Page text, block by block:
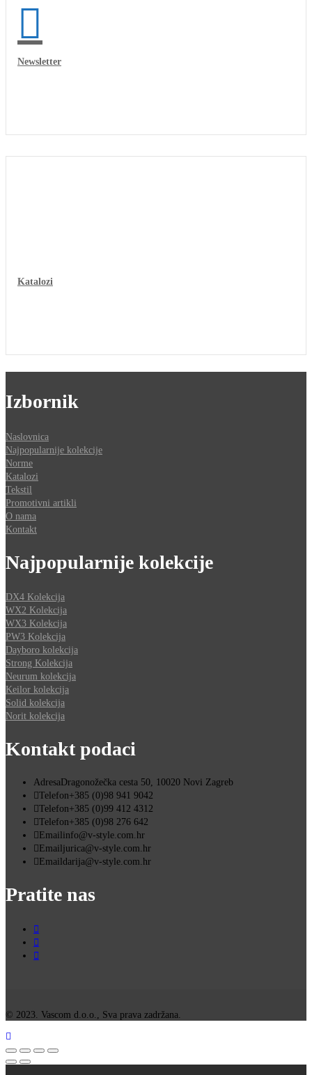
Newsletter
Katalozi
Izbornik
Naslovnica
Najpopularnije kolekcije
Norme
Katalozi
Tekstil
Promotivni artikli
O nama
Kontakt
Najpopularnije kolekcije
DX4 Kolekcija
WX2 Kolekcija
WX3 Kolekcija
PW3 Kolekcija
Dayboro kolekcija
Strong Kolekcija
Neurum kolekcija
Keilor kolekcija
Solid kolekcija
Norit kolekcija
Kontakt podaci
AdresaDragonožečka cesta 50, 10020 Novi Zagreb
Telefon+385 (0)98 941 9042
Telefon+385 (0)99 412 4312
Telefon+385 (0)98 276 642
Emailinfo@v-style.com.hr
Emailjurica@v-style.com.hr
Emaildarija@v-style.com.hr
Pratite nas
© 2023. Vascom d.o.o., Sva prava zadržana.